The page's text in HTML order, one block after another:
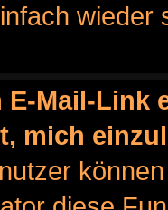
wieder
E-Mail-Link
mich